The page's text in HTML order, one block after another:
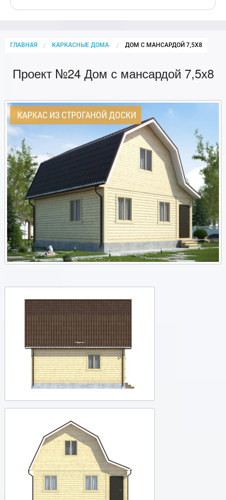
ГЛАВНАЯ КАРКАСНЫЕ ДОМА CURRENT:
ДОМ С МАНСАРДОЙ 7,5Х8
Проект №24 Дом с мансардой 7,5х8
КАРКАС ИЗ СТРОГАНОЙ ДОСКИ